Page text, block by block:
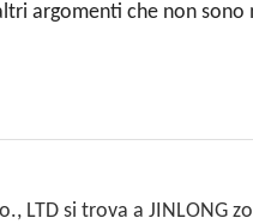
argomenti che non
LTD si trova a JINLONG